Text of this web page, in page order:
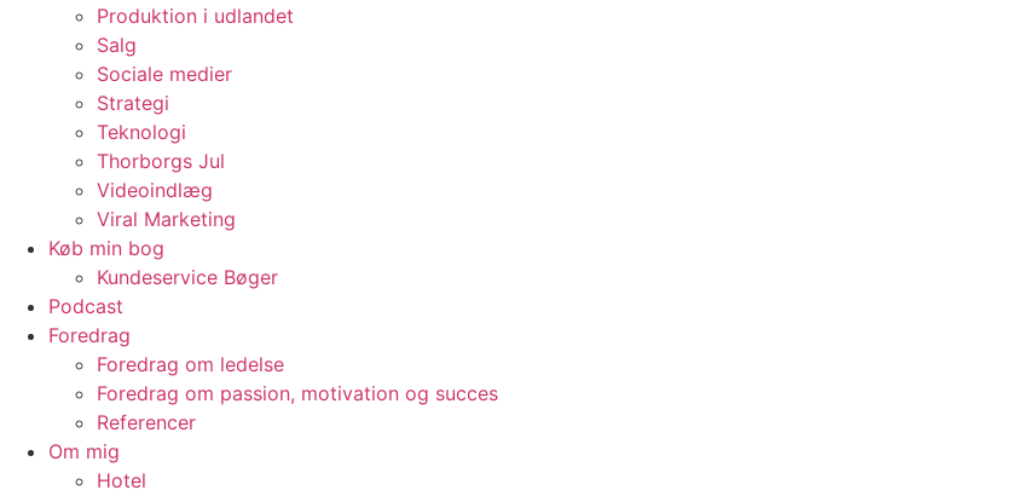
Produktion i udlandet
Salg
Sociale medier
Strategi
Teknologi
Thorborgs Jul
Videoindlæg
Viral Marketing
Køb min bog
Kundeservice Bøger
Podcast
Foredrag
Foredrag om ledelse
Foredrag om passion, motivation og succes
Referencer
Om mig
Hotel